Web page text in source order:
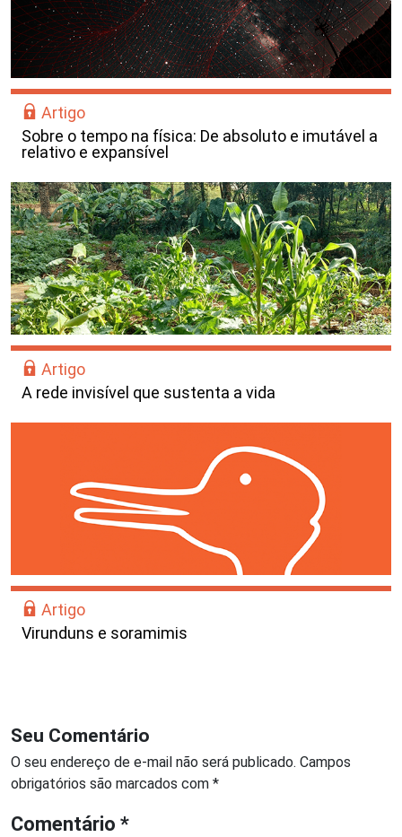
Artigo
Sobre o tempo na física: De absoluto e imutável a
relativo e expansível
Artigo
A rede invisível que sustenta a vida
Artigo
Virunduns e soramimis
Seu Comentário
O seu endereço de e-mail não será publicado. Campos
obrigatórios são marcados com *
Comentário *